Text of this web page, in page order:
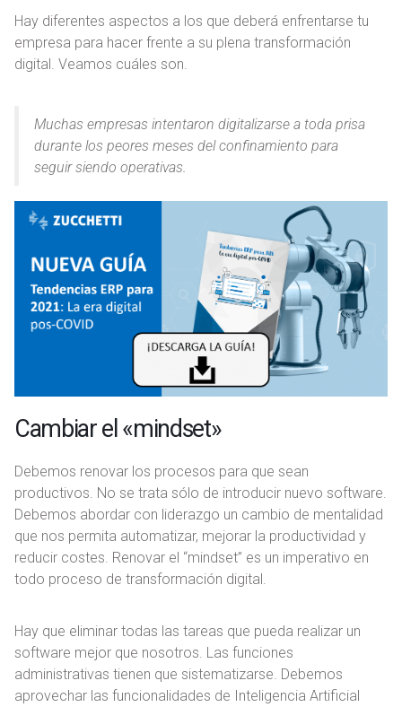
Hay diferentes aspectos a los que deberá enfrentarse tu
empresa para hacer frente a su plena transformación
digital. Veamos cuáles son.
Muchas empresas intentaron digitalizarse a toda prisa
durante los peores meses del confinamiento para
seguir siendo operativas.
Cambiar el «mindset»
Debemos renovar los procesos para que sean
productivos. No se trata sólo de introducir nuevo software.
Debemos abordar con liderazgo un cambio de mentalidad
que nos permita automatizar, mejorar la productividad y
reducir costes. Renovar el “mindset” es un imperativo en
todo proceso de transformación digital.
Hay que eliminar todas las tareas que pueda realizar un
software mejor que nosotros. Las funciones
administrativas tienen que sistematizarse. Debemos
aprovechar las funcionalidades de Inteligencia Artificial